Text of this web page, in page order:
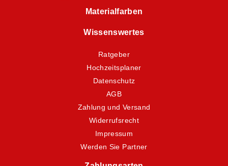
Materialfarben
Wissenswertes
Ratgeber
Hochzeitsplaner
Datenschutz
AGB
Zahlung und Versand
Widerrufsrecht
Impressum
Werden Sie Partner